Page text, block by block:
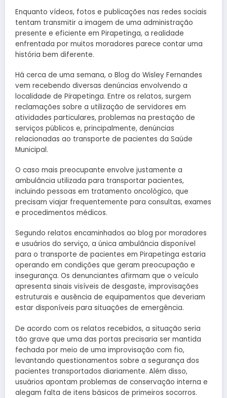
Enquanto vídeos, fotos e publicações nas redes sociais
tentam transmitir a imagem de uma administração
presente e eficiente em Pirapetinga, a realidade
enfrentada por muitos moradores parece contar uma
história bem diferente.
Há cerca de uma semana, o Blog do Wisley Fernandes
vem recebendo diversas denúncias envolvendo a
localidade de Pirapetinga. Entre os relatos, surgem
reclamações sobre a utilização de servidores em
atividades particulares, problemas na prestação de
serviços públicos e, principalmente, denúncias
relacionadas ao transporte de pacientes da Saúde
Municipal.
O caso mais preocupante envolve justamente a
ambulância utilizada para transportar pacientes,
incluindo pessoas em tratamento oncológico, que
precisam viajar frequentemente para consultas, exames
e procedimentos médicos.
Segundo relatos encaminhados ao blog por moradores
e usuários do serviço, a única ambulância disponível
para o transporte de pacientes em Pirapetinga estaria
operando em condições que geram preocupação e
insegurança. Os denunciantes afirmam que o veículo
apresenta sinais visíveis de desgaste, improvisações
estruturais e ausência de equipamentos que deveriam
estar disponíveis para situações de emergência.
De acordo com os relatos recebidos, a situação seria
tão grave que uma das portas precisaria ser mantida
fechada por meio de uma improvisação com fio,
levantando questionamentos sobre a segurança dos
pacientes transportados diariamente. Além disso,
usuários apontam problemas de conservação interna e
alegam falta de itens básicos de primeiros socorros.